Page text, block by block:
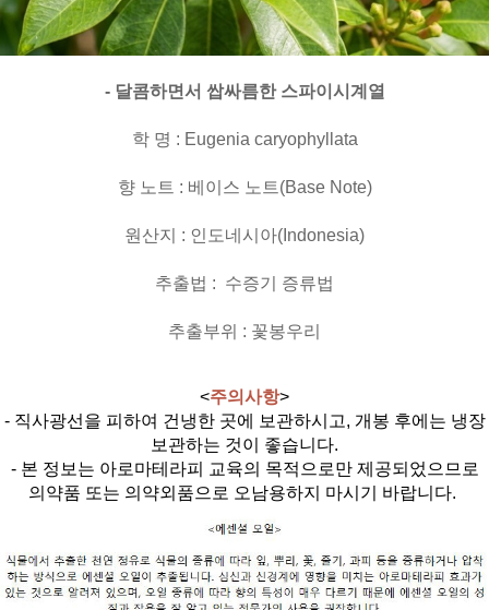
- 달콤하면서 쌉싸름한 스파이시계열
학 명 : Eugenia caryophyllata
향 노트 : 베이스 노트(Base Note)
원산지 : 인도네시아(Indonesia)
추출법 : 수증기 증류법
추출부위 : 꽃봉우리
<주의사항>
- 직사광선을 피하여 건냉한 곳에 보관하시고, 개봉 후에는 냉장
보관하는 것이 좋습니다.
- 본 정보는 아로마테라피 교육의 목적으로만 제공되었으므로
의약품 또는 의약외품으로 오남용하지 마시기 바랍니다.